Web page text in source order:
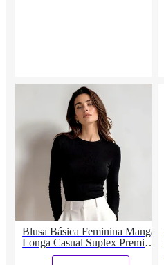
Blusa Básica Feminina Manga
Longa Casual Suplex Premium
Compressão Segunda Pele